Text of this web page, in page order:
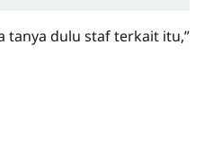
tanya dulu staf terkait itu,”